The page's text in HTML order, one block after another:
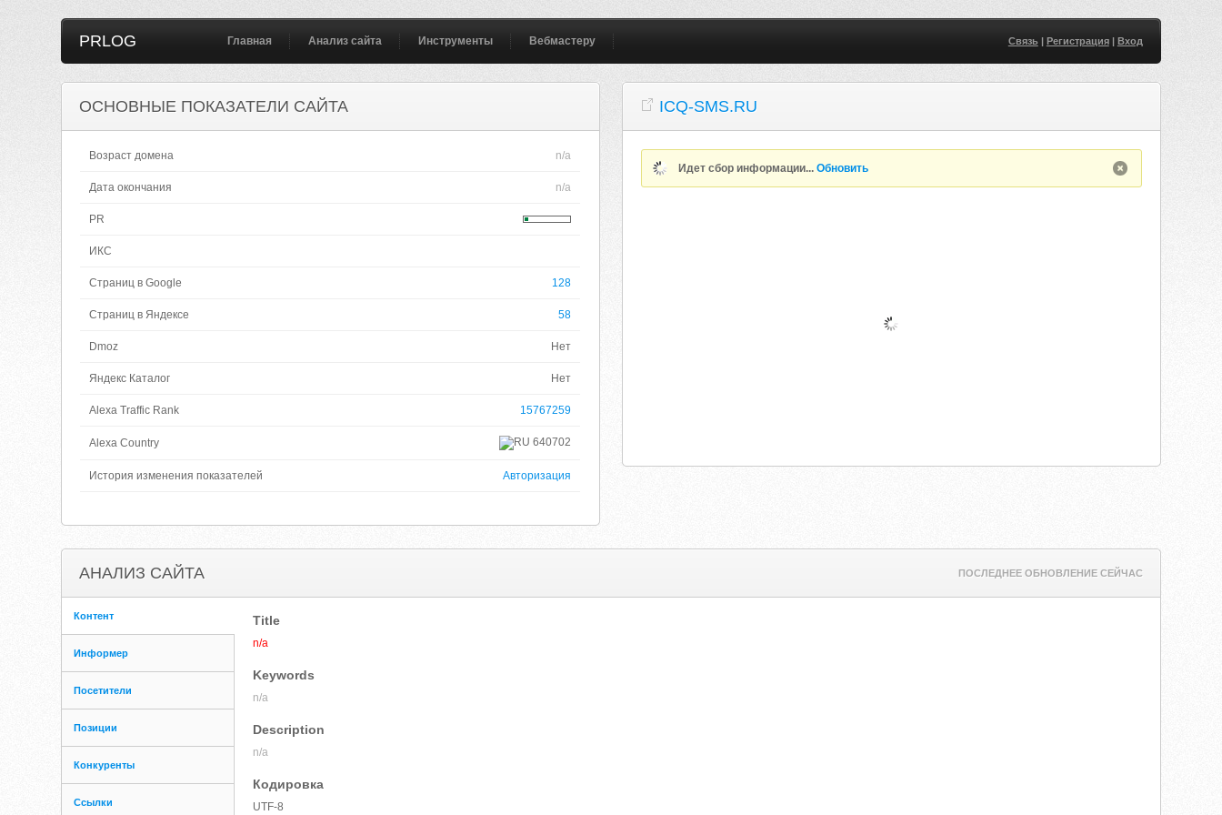
PRLOG Главная Анализ сайта Инструменты Вебмастеру Связь| Регистрация| Вход
ОСНОВНЫЕ ПОКАЗАТЕЛИ САЙТА
Возраст домена n/a
Дата окончания n/a
PR
ИКС
Страниц в Google 128
Страниц в Яндексе 58
Dmoz Нет
Яндекс Каталог Нет
Alexa Traffic Rank 15767259
Alexa Country 640702
История изменения показателей Авторизация
ICQ-SMS.RU
Идет сбор информации...Обновить
АНАЛИЗ САЙТА ПОСЛЕДНЕЕ ОБНОВЛЕНИЕ СЕЙЧАС
Контент
Информер
Посетители
Позиции
Конкуренты
Ссылки
Title
n/a
Keywords
n/a
Description
n/a
Кодировка
UTF-8